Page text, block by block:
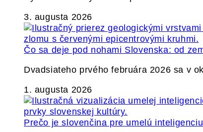
3. augusta 2026
Čo sa deje pod nohami Slovenska: od
Dvadsiateho prvého februára 2026 sa v
1. augusta 2026
Prečo je slovenčina pre umelú